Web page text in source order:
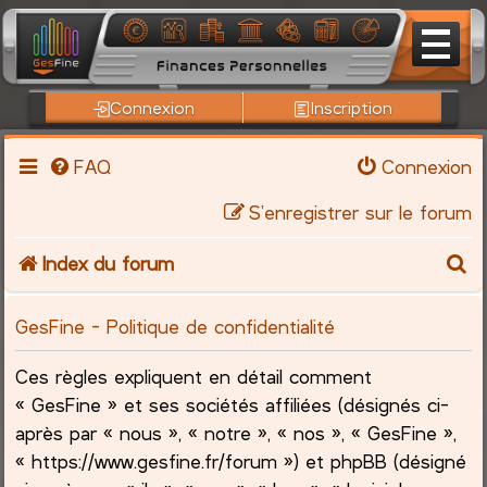
Connexion Inscription
FAQ
Connexion
S’enregistrer sur le forum
Index du forum
c
GesFine - Politique de confidentialité
Ces règles expliquent en détail comment
« GesFine » et ses sociétés affiliées (désignés ci-
après par « nous », « notre », « nos », « GesFine »,
« https://www.gesfine.fr/forum ») et phpBB (désigné